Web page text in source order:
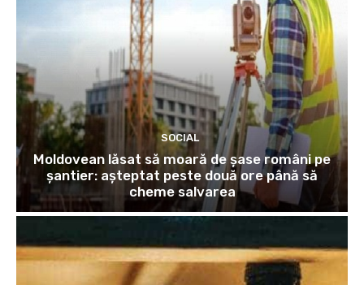
SOCIAL
Moldovean lăsat să moară de șase români pe
șantier: așteptat peste două ore până să
cheme salvarea